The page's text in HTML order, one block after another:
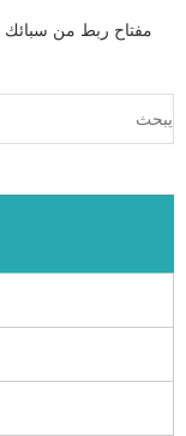
مفتاح ربط من سبائك